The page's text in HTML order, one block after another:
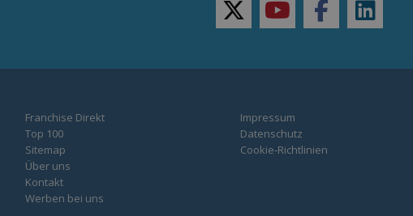
twitteryoutubefacebooklinkedin
Franchise Direkt
Top 100
Sitemap
Über uns
Kontakt
Werben bei uns
Impressum
Datenschutz
Cookie-Richtlinien